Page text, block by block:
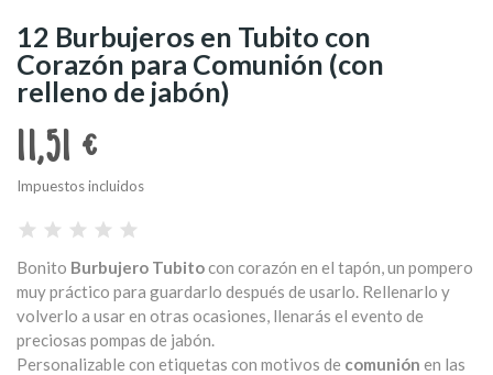
12 Burbujeros en Tubito con
Corazón para Comunión (con
relleno de jabón)
11,51 €
Impuestos incluidos
Bonito Burbujero Tubitocon corazón en el tapón, un pompero
muy práctico para guardarlo después de usarlo. Rellenarlo y
volverlo a usar en otras ocasiones, llenarás el evento de
preciosas pompas de jabón.
Personalizable con etiquetas con motivos de comunión en las